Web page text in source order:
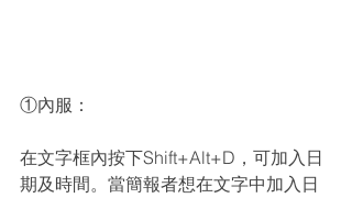
①內服：
在文字框內按下Shift+Alt+D，可加入日
期及時間。當簡報者想在文字中加入日